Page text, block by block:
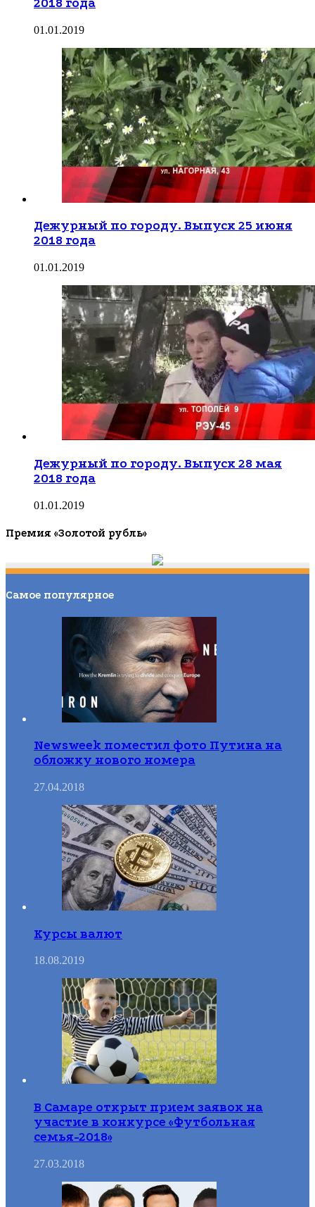
2018 года
01.01.2019
Дежурный по городу. Выпуск 25 июня
2018 года
01.01.2019
Дежурный по городу. Выпуск 28 мая
2018 года
01.01.2019
Премия «Золотой рубль»
Самое популярное
Newsweek поместил фото Путина на
обложку нового номера
27.04.2018
Курсы валют
18.08.2019
В Самаре открыт прием заявок на
участие в конкурсе «Футбольная
семья-2018»
27.03.2018